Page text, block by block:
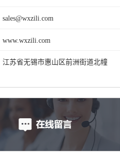
sales@wxzili.com
www.wxzili.com
江苏省无锡市惠山区前洲街道北幢